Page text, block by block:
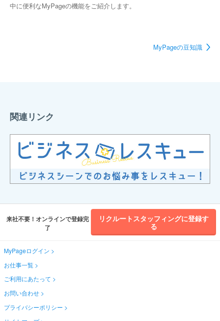
中に便利なMyPageの機能をご紹介します。
MyPageの豆知識
関連リンク
来社不要！オンラインで登録完
了
リクルートスタッフィングに登録す
る
MyPageログイン
お仕事一覧
ご利用にあたって
お問い合わせ
プライバシーポリシー